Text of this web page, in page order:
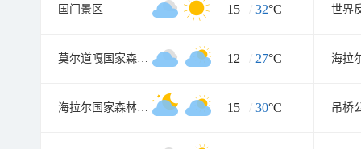
国门景区 15 / 32°C
莫尔道嘎国家森林公园 12 / 27°C
海拉尔国家森林公园 15 / 30°C 吊桥